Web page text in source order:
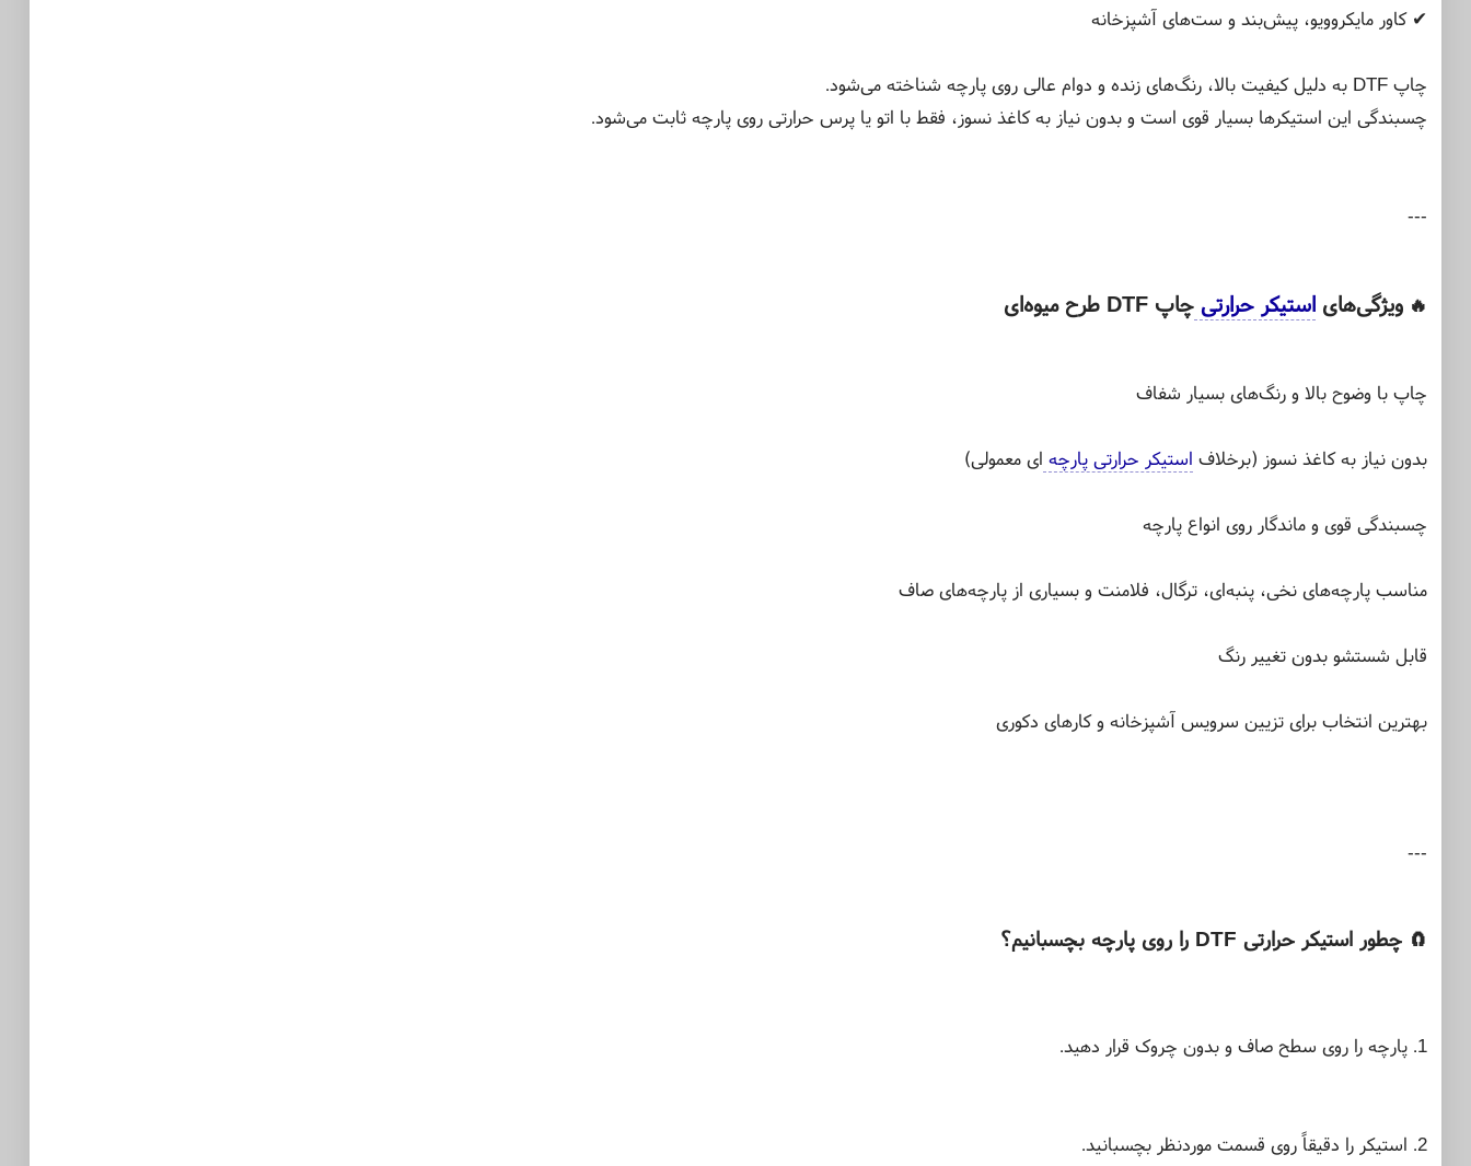
✔ کاور مایکروویو، پیش‌بند و ست‌های آشپزخانه
چاپ DTF به دلیل کیفیت بالا، رنگ‌های زنده و دوام عالی روی پارچه شناخته می‌شود.
چسبندگی این استیکرها بسیار قوی است و بدون نیاز به کاغذ نسوز، فقط با اتو یا پرس حرارتی روی پارچه ثابت می‌شود.
---
🔥 ویژگی‌های استیکر حرارتی چاپ DTF طرح میوه‌ای
چاپ با وضوح بالا و رنگ‌های بسیار شفاف
بدون نیاز به کاغذ نسوز (برخلاف استیکر حرارتی پارچه ‌ای معمولی)
چسبندگی قوی و ماندگار روی انواع پارچه
مناسب پارچه‌های نخی، پنبه‌ای، ترگال، فلامنت و بسیاری از پارچه‌های صاف
قابل شستشو بدون تغییر رنگ
بهترین انتخاب برای تزیین سرویس آشپزخانه و کارهای دکوری
---
🧲 چطور استیکر حرارتی DTF را روی پارچه بچسبانیم؟
1. پارچه را روی سطح صاف و بدون چروک قرار دهید.
2. استیکر را دقیقاً روی قسمت موردنظر بچسبانید.